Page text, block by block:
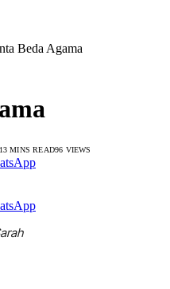
Beda Agama
13 MINS READ96 VIEWS